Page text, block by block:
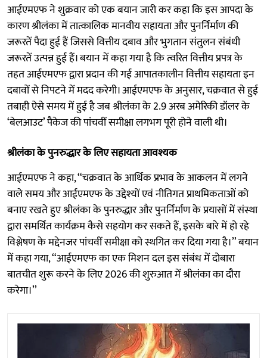
आईएमएफ ने शुक्रवार को एक बयान जारी कर कहा कि इस आपदा के
कारण श्रीलंका में तात्कालिक मानवीय सहायता और पुनर्निर्माण की
जरूरतें पैदा हुई हैं जिससे वित्तीय दबाव और भुगतान संतुलन संबंधी
जरूरतें उत्पन्न हुई हैं। बयान में कहा गया है कि त्वरित वित्तीय प्रपत्र के
तहत आईएमएफ द्वारा प्रदान की गई आपातकालीन वित्तीय सहायता इन
दबावों से निपटने में मदद करेगी। आईएमएफ के अनुसार, चक्रवात से हुई
तबाही ऐसे समय में हुई है जब श्रीलंका के 2.9 अरब अमेरिकी डॉलर के
‘बेलआउट’ पैकेज की पांचवीं समीक्षा लगभग पूरी होने वाली थी।
श्रीलंका के पुनरुद्धार के लिए सहायता आवश्यक
आईएमएफ ने कहा, ‘‘चक्रवात के आर्थिक प्रभाव के आकलन में लगने
वाले समय और आईएमएफ के उद्देश्यों एवं नीतिगत प्राथमिकताओं को
बनाए रखते हुए श्रीलंका के पुनरुद्धार और पुनर्निर्माण के प्रयासों में संस्था
द्वारा समर्थित कार्यक्रम कैसे सहयोग कर सकते हैं, इसके बारे में हो रहे
विश्लेषण के मद्देनजर पांचवीं समीक्षा को स्थगित कर दिया गया है।’’ बयान
में कहा गया, ‘‘आईएमएफ का एक मिशन दल इस संबंध में दोबारा
बातचीत शुरू करने के लिए 2026 की शुरुआत में श्रीलंका का दौरा
करेगा।’’